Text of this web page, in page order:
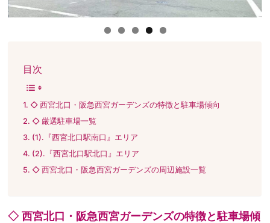
目次
◇ 西宮北口・阪急西宮ガーデンズの特徴と駐車場傾向
◇ 厳選駐車場一覧
(1).『西宮北口駅南口』エリア
(2).『西宮北口駅北口』エリア
◇ 西宮北口・阪急西宮ガーデンズの周辺施設一覧
◇ 西宮北口・阪急西宮ガーデンズの特徴と駐車場傾